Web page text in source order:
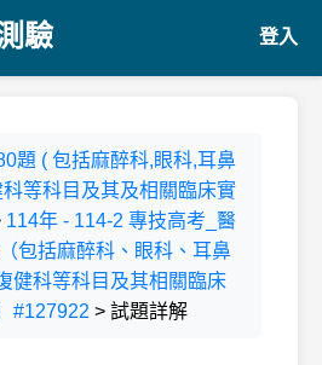
驗 登入
題 ( 包括麻醉科,眼科,耳鼻
等科目及其及相關臨床實
114年 - 114-2 專技高考_醫
包括麻醉科、眼科、耳鼻
健科等科目及其相關臨床
#127922 > 試題詳解